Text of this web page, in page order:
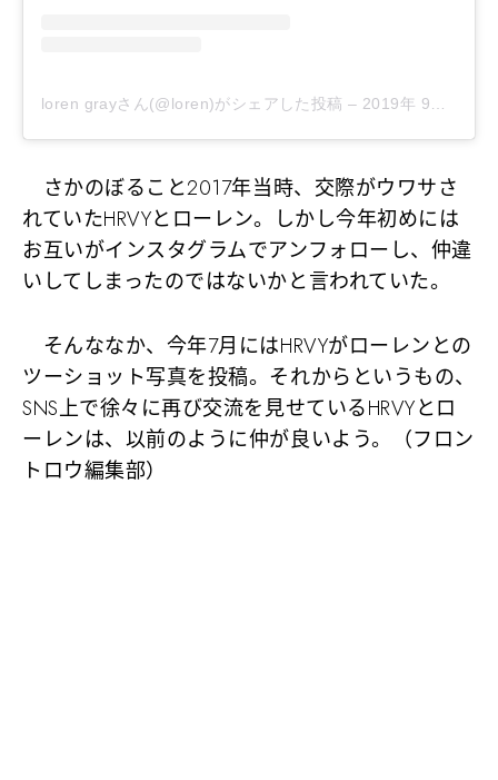
loren grayさん(@loren)がシェアした投稿 – 2019年 9月月24日午前11時04分PDT
さかのぼること2017年当時、交際がウワサさ
れていたHRVYとローレン。しかし今年初めには
お互いがインスタグラムでアンフォローし、仲違
いしてしまったのではないかと言われていた。
そんななか、今年7月にはHRVYがローレンとの
ツーショット写真を投稿。それからというもの、
SNS上で徐々に再び交流を見せているHRVYとロ
ーレンは、以前のように仲が良いよう。（フロン
トロウ編集部）